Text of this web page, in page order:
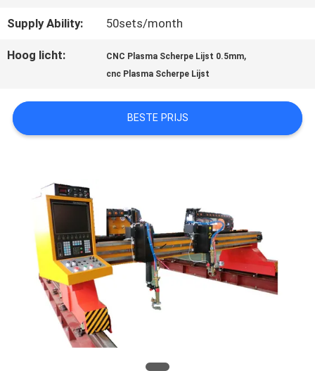
SITEMAP
PRIVACYBELEID
Supply Ability: 50sets/month
Hoog licht: CNC Plasma Scherpe Lijst 0.5mm,
cnc Plasma Scherpe Lijst
BESTE PRIJS